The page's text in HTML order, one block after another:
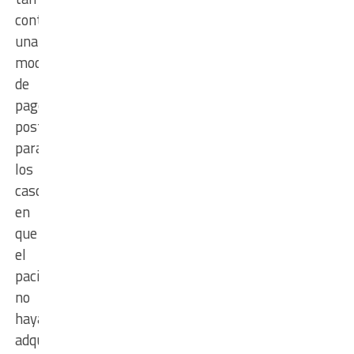
contempla
una
modalidad
de
pago
posterior,
para
los
casos
en
que
el
paciente
no
haya
adquirido